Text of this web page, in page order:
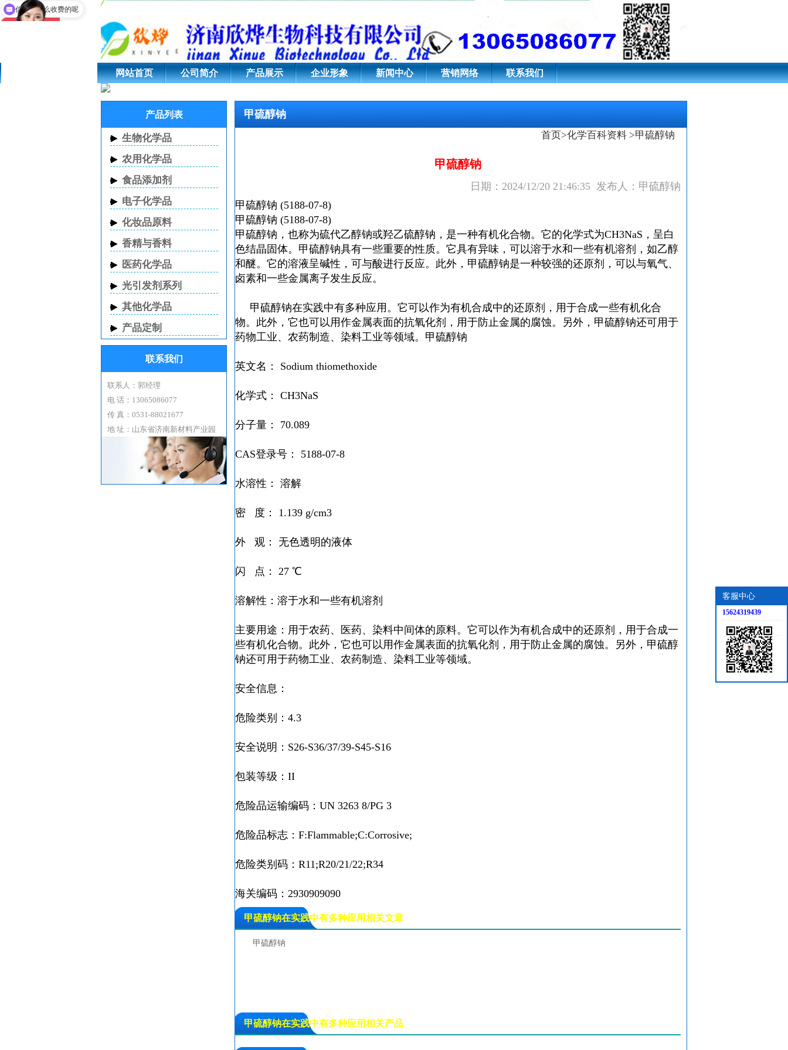
甲硫醇钠在实践中有多种应用
网站首页 公司简介 产品展示 企业形象 新闻中心 营销网络 联系我们
甲硫醇钠
首页>化学百科资料 >甲硫醇钠
甲硫醇钠
日期：2024/12/20 21:46:35 发布人：甲硫醇钠
甲硫醇钠 (5188-07-8)
甲硫醇钠 (5188-07-8)
甲硫醇钠 ，也称为硫代乙醇钠或羟乙硫醇钠，是一种有机化合物。它的化学式为CH3NaS，呈白
色结晶固体。 甲硫醇钠具有一些重要的性质。它具有异味，可以溶于水和一些有机溶剂，如乙醇
和醚。它的溶液呈碱性，可与酸进行反应。此外， 甲硫醇钠是一种较强的还原剂，可以与氧气、
卤素和一些金属离子发生反应。
甲硫醇钠在实践中有多种应用。它可以作为有机合成中的还原剂，用于合成一些有机化合
物。此外，它也可以用作金属表面的抗氧化剂，用于防止金属的腐蚀。另外， 甲硫醇钠还可用于
药物工业、农药制造、染料工业等领域。 甲硫醇钠
英文名： Sodium thiomethoxide
化学式： CH3NaS
分子量： 70.089
CAS登录号： 5188-07-8
水溶性： 溶解
密 度： 1.139 g/cm3
外 观： 无色透明的液体
闪 点： 27 ℃
溶解性：溶于水和一些有机溶剂
主要用途：用于农药、医药、染料中间体的原料。它可以作为有机合成中的还原剂，用于合成一
些有机化合物。此外，它也可以用作金属表面的抗氧化剂，用于防止金属的腐蚀。另外， 甲硫醇
钠还可用于药物工业、农药制造、染料工业等领域。
安全信息：
危险类别：4.3
安全说明：S26-S36/37/39-S45-S16
包装等级：II
危险品运输编码：UN 3263 8/PG 3
危险品标志：F:Flammable;C:Corrosive;
危险类别码：R11;R20/21/22;R34
海关编码：2930909090
甲硫醇钠在实践中有多种应用相关文章
甲硫醇钠
甲硫醇钠在实践中有多种应用相关产品
产品列表
生物化学品
农用化学品
食品添加剂
电子化学品
化妆品原料
香精与香料
医药化学品
光引发剂系列
其他化学品
产品定制
联系我们
联系人：郭经理
电 话：13065086077
传 真：0531-88021677
地 址：山东省济南新材料产业园
客服中心
15624319439
你们是怎么收费的呢